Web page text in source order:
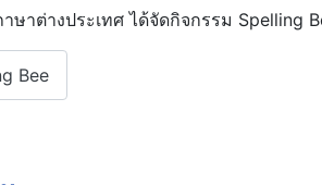
ษาต่างประเทศ ได้จัดกิจกรรม Spelling
Bee